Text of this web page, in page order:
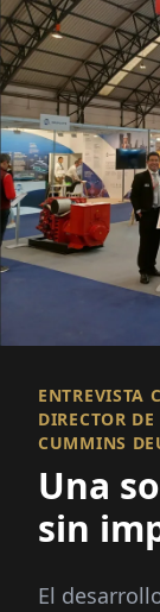
ENTREVISTA
DIRECTOR
CUMMINS
Una
sin
El